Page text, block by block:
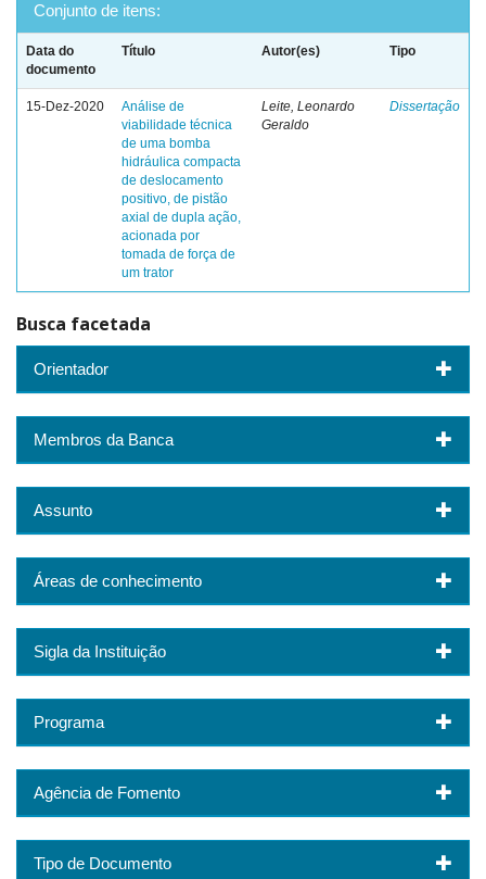
Conjunto de itens:
Data do
documento
Título Autor(es) Tipo
15-Dez-2020
Análise de
viabilidade técnica
de uma bomba
hidráulica compacta
de deslocamento
positivo, de pistão
axial de dupla ação,
acionada por
tomada de força de
um trator
Leite, Leonardo
Geraldo
Dissertação
Busca facetada
Orientador
Membros da Banca
Assunto
Áreas de conhecimento
Sigla da Instituição
Programa
Agência de Fomento
Tipo de Documento